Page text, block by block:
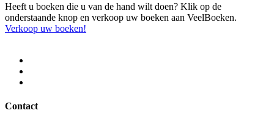
Heeft u boeken die u van de hand wilt doen? Klik op de
onderstaande knop en verkoop uw boeken aan VeelBoeken.
Verkoop uw boeken!
Contact